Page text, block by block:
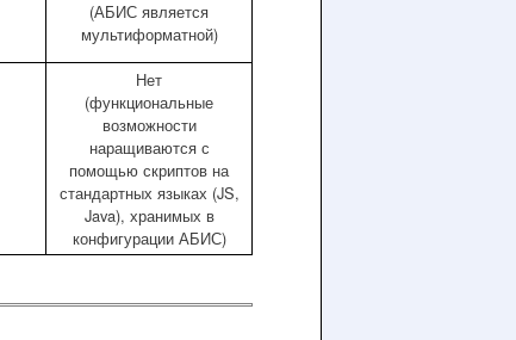
(АБИС является
мультиформатной)
Нет
(функциональные
возможности
наращиваются с
помощью скриптов на
стандартных языках (JS,
Java), хранимых в
конфигурации АБИС)